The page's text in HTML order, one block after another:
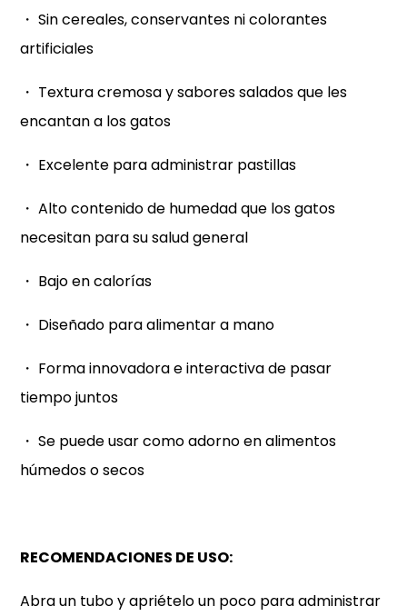
・ Sin cereales, conservantes ni colorantes
artificiales
・ Textura cremosa y sabores salados que les
encantan a los gatos
・ Excelente para administrar pastillas
・ Alto contenido de humedad que los gatos
necesitan para su salud general
・ Bajo en calorías
・ Diseñado para alimentar a mano
・ Forma innovadora e interactiva de pasar
tiempo juntos
・ Se puede usar como adorno en alimentos
húmedos o secos
RECOMENDACIONES DE USO:
Abra un tubo y apriételo un poco para administrar